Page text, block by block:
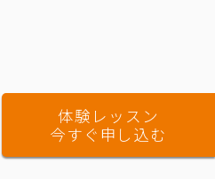
体験レッスン
今すぐ申し込む